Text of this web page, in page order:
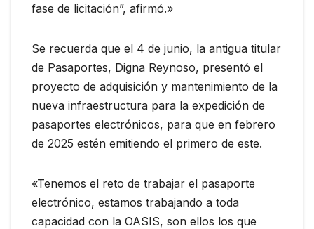
fase de licitación”, afirmó.»
Se recuerda que el 4 de junio, la antigua titular
de Pasaportes, Digna Reynoso, presentó el
proyecto de adquisición y mantenimiento de la
nueva infraestructura para la expedición de
pasaportes electrónicos, para que en febrero
de 2025 estén emitiendo el primero de este.
«Tenemos el reto de trabajar el pasaporte
electrónico, estamos trabajando a toda
capacidad con la OASIS, son ellos los que